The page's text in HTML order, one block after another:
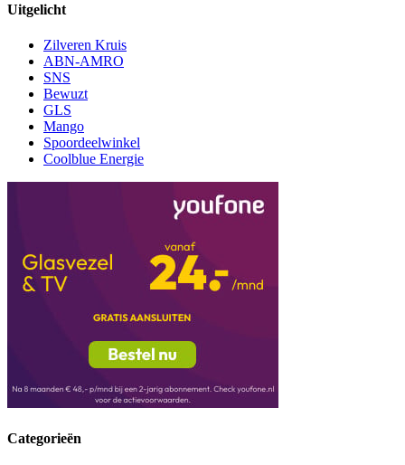
Uitgelicht
Zilveren Kruis
ABN-AMRO
SNS
Bewuzt
GLS
Mango
Spoordeelwinkel
Coolblue Energie
Categorieën